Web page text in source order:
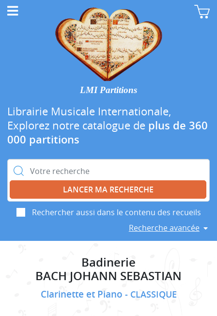
LMI Partitions
Librairie Musicale Internationale,
Explorez notre catalogue de plus de 360
000 partitions
Rechercher :
Rechercher aussi dans le contenu des recueils
Recherche avancée
Badinerie
BACH JOHANN SEBASTIAN
Clarinette et Piano CLASSIQUE